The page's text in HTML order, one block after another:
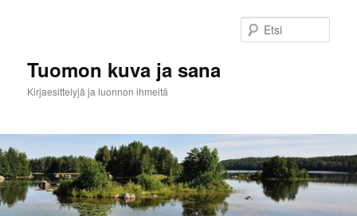
Tuomon kuva ja sana
Kirjaesittelyjä ja luonnon ihmeitä